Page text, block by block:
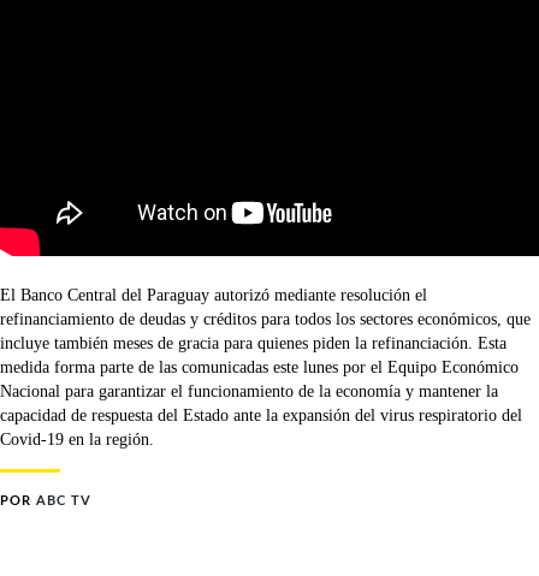
El Banco Central del Paraguay autorizó mediante resolución el
refinanciamiento de deudas y créditos para todos los sectores económicos, que
incluye también meses de gracia para quienes piden la refinanciación. Esta
medida forma parte de las comunicadas este lunes por el Equipo Económico
Nacional para garantizar el funcionamiento de la economía y mantener la
capacidad de respuesta del Estado ante la expansión del virus respiratorio del
Covid-19 en la región.
POR ABC TV